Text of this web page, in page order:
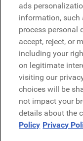
Microsoft
Demo anfragen
Demo anfragen
Kontakt
Kontakt
ads
information, such
process personal
accept, reject, or
including your
on legitimate
visiting our
choices will be
not impact your
details about the
Policy Privacy